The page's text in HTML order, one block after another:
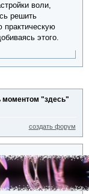
воли,
решить
практическую
этого.
моментом "здесь"
создать форум